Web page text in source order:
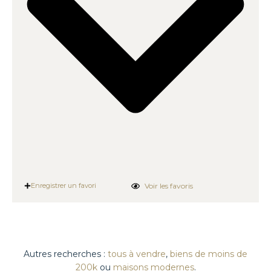
Enregistrer un favori Voir les favoris
Autres recherches : tous à vendre, biens de moins de
200kou maisons modernes.